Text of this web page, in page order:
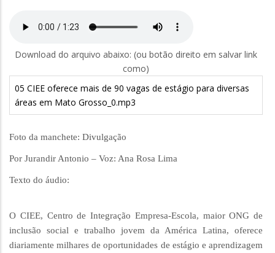
Download do arquivo abaixo: (ou botão direito em salvar link
como)
05 CIEE oferece mais de 90 vagas de estágio para diversas
áreas em Mato Grosso_0.mp3
Foto da manchete: Divulgação
Por Jurandir Antonio – Voz: Ana Rosa Lima
Texto do áudio:
O CIEE, Centro de Integração Empresa-Escola, maior ONG de
inclusão social e trabalho jovem da América Latina, oferece
diariamente milhares de oportunidades de estágio e aprendizagem